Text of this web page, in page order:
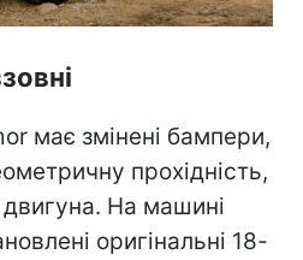
має змінені бампери,
прохідність,
На машині
оригінальні 18-